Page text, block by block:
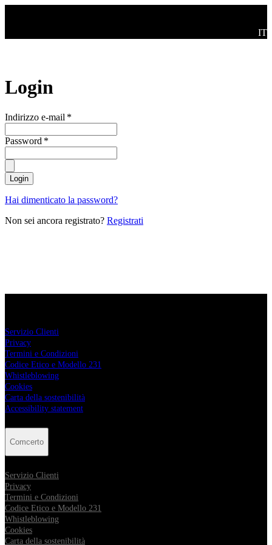
IT
Login
Indirizzo e-mail *
Password *
Login
Hai dimenticato la password?
Non sei ancora registrato? Registrati
Servizio Clienti
Privacy
Termini e Condizioni
Codice Etico e Modello 231
Whistleblowing
Cookies
Carta della sostenibilità
Accessibility statement
Comcerto
Servizio Clienti
Privacy
Termini e Condizioni
Codice Etico e Modello 231
Whistleblowing
Cookies
Carta della sostenibilità